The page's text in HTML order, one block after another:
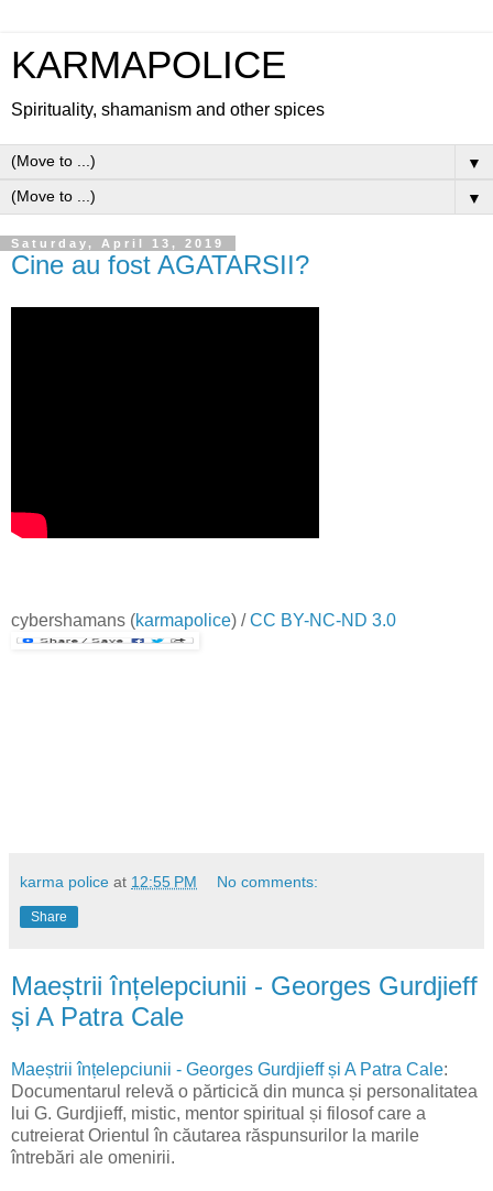
KARMAPOLICE
Spirituality, shamanism and other spices
▼
▼
Saturday, April 13, 2019
Cine au fost AGATARSII?
cybershamans (karmapolice) /CC BY-NC-ND 3.0
karma police at 12:55 PM No comments:
Share
Maeștrii înțelepciunii - Georges Gurdjieff
și A Patra Cale
Maeștrii înțelepciunii - Georges Gurdjieff și A Patra Cale:
Documentarul relevă o părticică din munca și personalitatea
lui G. Gurdjieff, mistic, mentor spiritual și filosof care a
cutreierat Orientul în căutarea răspunsurilor la marile
întrebări ale omenirii.